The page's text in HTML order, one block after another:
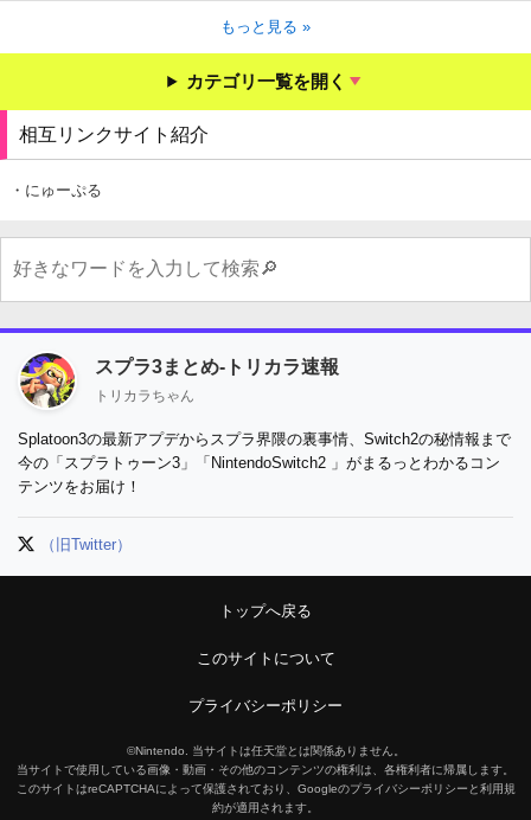
もっと見る »
カテゴリ一覧を開く
相互リンクサイト紹介
・にゅーぷる
スプラ3まとめ-トリカラ速報
トリカラちゃん
Splatoon3の最新アプデからスプラ界隈の裏事情、Switch2の秘情報まで
今の「スプラトゥーン3」「NintendoSwitch2 」がまるっとわかるコン
テンツをお届け！
（旧Twitter）
トップへ戻る
このサイトについて
プライバシーポリシー
©Nintendo. 当サイトは任天堂とは関係ありません。
当サイトで使用している画像・動画・その他のコンテンツの権利は、各権利者に帰属します。
このサイトはreCAPTCHAによって保護されており、Googleのプライバシーポリシーと利用規
約が適用されます。